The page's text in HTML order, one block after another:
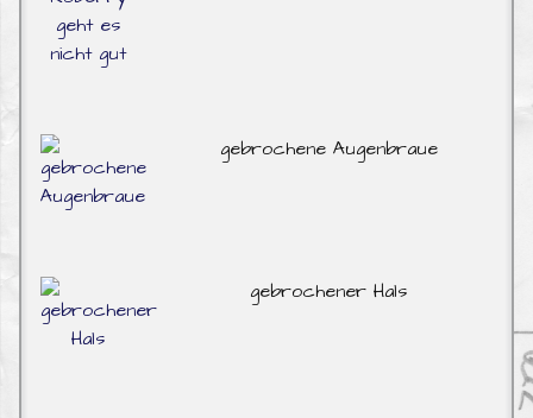
gebrochene Augenbraue
gebrochener Hals